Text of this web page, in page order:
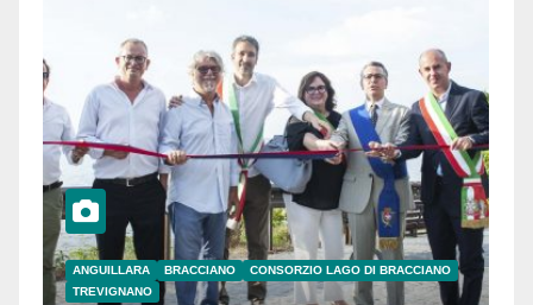
ANGUILLARA BRACCIANO
CONSORZIO LAGO DI BRACCIANO
TREVIGNANO